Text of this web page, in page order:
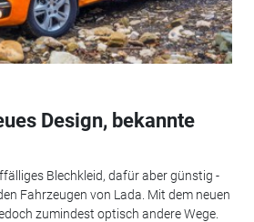
Design, bekannte
Blechkleid, dafür aber günstig -
Fahrzeugen von Lada. Mit dem neuen
zumindest optisch andere Wege.